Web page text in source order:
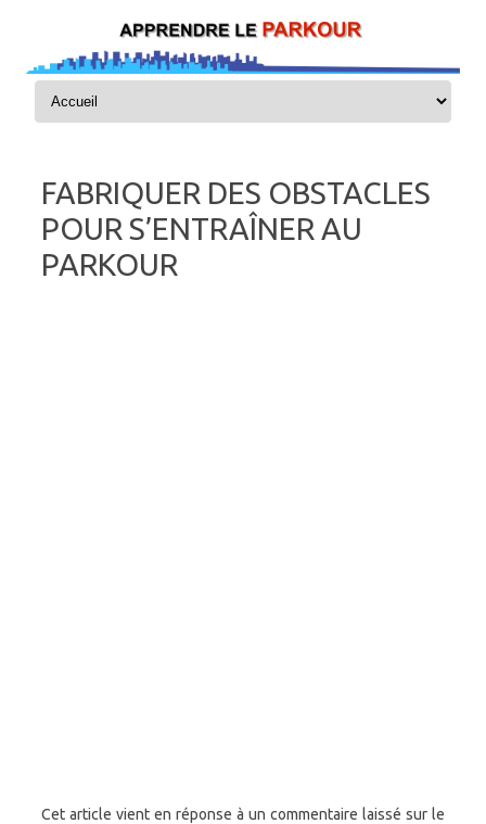
Skip to content
FABRIQUER DES OBSTACLES
POUR S’ENTRAÎNER AU
PARKOUR
Cet article vient en réponse à un commentaire laissé sur le